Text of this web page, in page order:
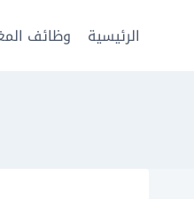
الرئيسية وظائف